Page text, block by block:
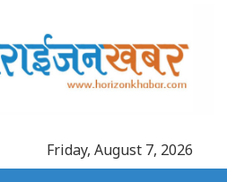
Friday, August 7, 2026